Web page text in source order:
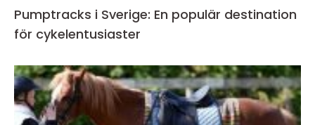
Pumptracks i Sverige: En populär destination
för cykelentusiaster